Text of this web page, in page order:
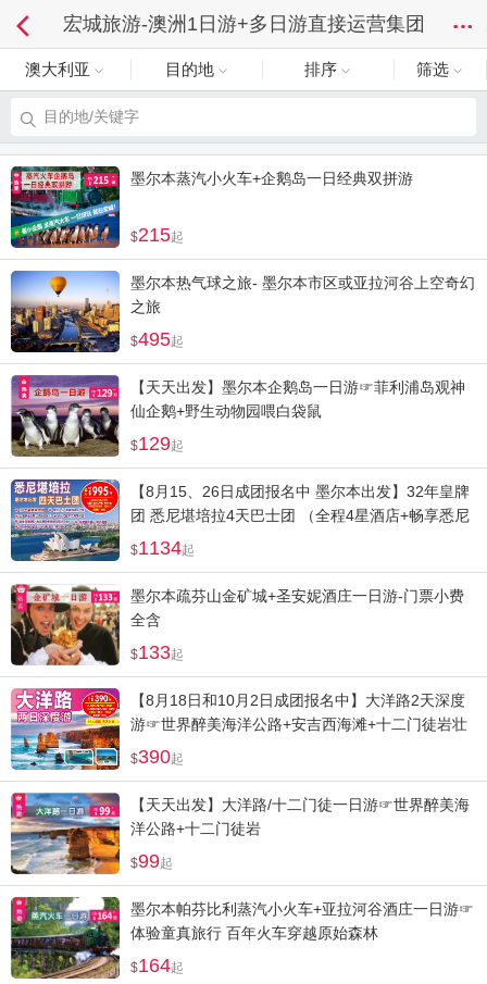
宏城旅游-澳洲1日游+多日游直接运营集团
澳大利亚 目的地 排序 筛选
目的地/关键字
墨尔本蒸汽小火车+企鹅岛一日经典双拼游
215起
墨尔本热气球之旅- 墨尔本市区或亚拉河谷上空奇幻
之旅
495起
【天天出发】墨尔本企鹅岛一日游☞菲利浦岛观神
仙企鹅+野生动物园喂白袋鼠
129起
【8月15、26日成团报名中 墨尔本出发】32年皇牌
团 悉尼堪培拉4天巴士团 （全程4星酒店+畅享悉尼
歌剧院+情人港+邦迪海滩浪漫风情）
1134起
墨尔本疏芬山金矿城+圣安妮酒庄一日游-门票小费
全含
133起
【8月18日和10月2日成团报名中】大洋路2天深度
游☞世界醉美海洋公路+安吉西海滩+十二门徒岩壮
观日出+小红帽灯塔
390起
【天天出发】大洋路/十二门徒一日游☞世界醉美海
洋公路+十二门徒岩
99起
墨尔本帕芬比利蒸汽小火车+亚拉河谷酒庄一日游☞
体验童真旅行 百年火车穿越原始森林
164起